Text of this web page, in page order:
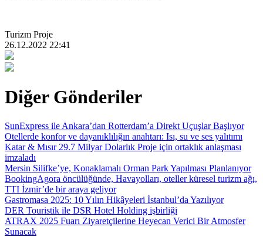
Turizm Proje
26.12.2022 22:41
Diğer Gönderiler
SunExpress ile Ankara’dan Rotterdam’a Direkt Uçuşlar Başlıyor
Otellerde konfor ve dayanıklılığın anahtarı: Isı, su ve ses yalıtımı
Katar & Mısır 29.7 Milyar Dolarlık Proje için ortaklık anlaşması
imzaladı
Mersin Silifke’ye, Konaklamalı Orman Park Yapılması Planlanıyor
BookingAgora öncülüğünde, Havayolları, oteller küresel turizm ağı,
TTI İzmir’de bir araya geliyor
Gastromasa 2025: 10 Yılın Hikâyeleri İstanbul’da Yazılıyor
DER Touristik ile DSR Hotel Holding işbirliği
ATRAX 2025 Fuarı Ziyaretçilerine Heyecan Verici Bir Atmosfer
Sunacak